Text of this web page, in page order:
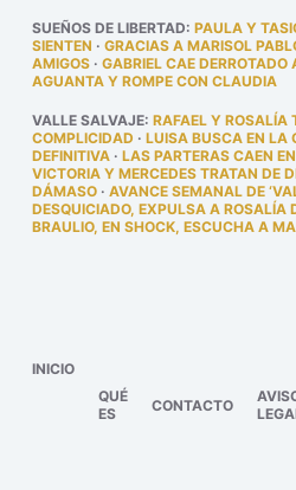
SUEÑOS DE LIBERTAD: PAULA Y
SIENTEN · GRACIAS A MARISOL
AMIGOS· GABRIEL CAE DERROTADO
AGUANTA Y ROMPE CON CLAUDIA
VALLE SALVAJE: RAFAEL Y ROSALÍA
COMPLICIDAD · LUISA BUSCA EN LA
DEFINITIVA· LAS PARTERAS CAEN
VICTORIA Y MERCEDES TRATAN DE
DÁMASO· AVANCE SEMANAL DE
DESQUICIADO, EXPULSA A ROSALÍA
BRAULIO, EN SHOCK, ESCUCHA A
INICIO
QUÉ
ES
CONTACTO